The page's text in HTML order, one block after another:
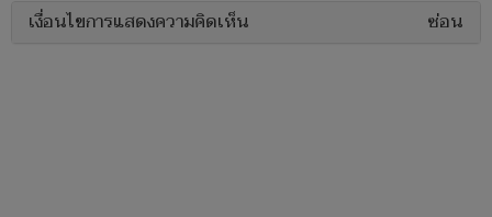
เงื่อนไขการแสดงความคิดเห็น ซ่อน